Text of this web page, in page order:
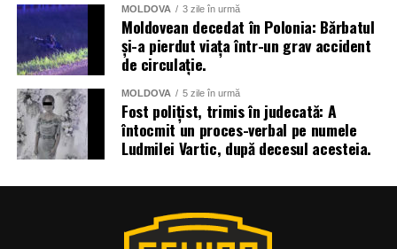
MOLDOVA 3 zile în urmă
Moldovean decedat în Polonia: Bărbatul
și-a pierdut viața într-un grav accident
de circulație.
MOLDOVA 5 zile în urmă
Fost polițist, trimis în judecată: A
întocmit un proces-verbal pe numele
Ludmilei Vartic, după decesul acesteia.